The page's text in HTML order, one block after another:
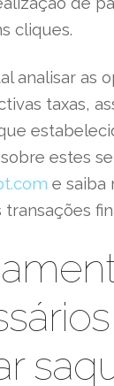
cliques.
analisar as
taxas,
estes
e saiba